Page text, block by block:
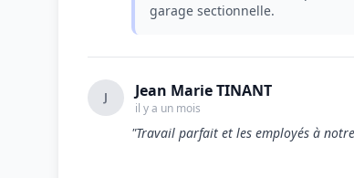
garage sectionnelle.
J Jean Marie TINANT
il y a un mois
"Travail parfait et les employés à